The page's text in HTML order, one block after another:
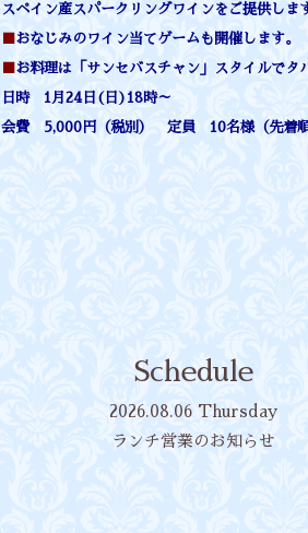
スペイン産スパークリングワインをご提供しま
おなじみのワイン当てゲームも開催します。
お料理は「サンセバスチャン」スタイルでタ
日時 1月24日(日)18時～
会費 5,000円（税別） 定員 10名様（先着順
Schedule
2026.08.06 Thursday
ランチ営業のお知らせ